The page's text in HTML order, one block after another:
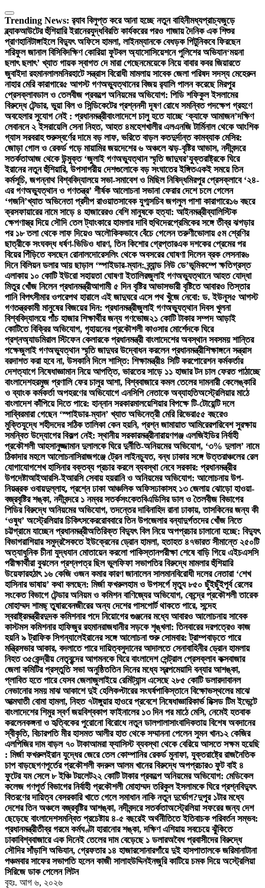
Skip
to
content
Trending News: র‍্যাব বিলুপ্ত করে আনা হচ্ছে নতুন বাহিনীমধ্যপ্রাচ্যজুড়ে
ব্ল্যাকআউটের হুঁশিয়ারি ইরানেরযুদ্ধবিরতি কার্যকরের পরও গাজায় দৈনিক এক শিশুর
প্রাণহানিটাঙ্গাইলে বিদ্যুৎ অফিসে হামলা, লাইনম্যানকে বেধড়ক পিটুনিকবে ফিরছেন
শরিফুল জানাল বিসিবিদক্ষিণ কোরিয়া ফুটবল অ্যাসোসিয়েশনে পুলিশের অভিযান‘ময়না
ছলাৎ ছলাৎ’ খ্যাত গায়ক স্বাগত দে মারা গেছেনমেয়েকে নিয়ে বাবার কবর জিয়ারতে
জুবাইদা রহমানলালমনিরহাটে সন্ত্রাস বিরোধী মামলায় সাবেক জেলা পরিষদ সদস্য মেহেরুন
নাহার মেরি কারাগারে৫ আগস্ট গণঅভ্যুত্থানের বিজয় র‍্যালি পালন করেছে মিরপুর
প্রেসক্লাবডাল ও তেলবীজ প্রকল্পে অনিয়মের অভিযোগ: পিডি শফিকুল ইসলামের
বিরুদ্ধে টেন্ডার, ভুয়া বিল ও সিন্ডিকেটের প্রশ্ননদী দূষণ রোধে সমন্বিত পদক্ষেপ গ্রহণে
অবহেলার সুযোগ নেই : প্রধানমন্ত্রীবাংলাদেশে চালু হতে যাচ্ছে ‘ক্যাফে আমাজন’দক্ষিণ
লেবাননে ২ ইসরায়েলি সেনা নিহত, আহত ৪মহেশখালীর এলএনজি টার্মিনাল থেকে আংশিক
গ্যাস সরবরাহ শুরুস্বর্ণের দামে বড় লাফ, ভরিতে বাড়ল কতদুর্দান্ত কামব্যাক মেসির:
জোড়া গোল ও রেকর্ড গড়ে মায়ামির জয়দেশের ৬ অঞ্চলে ঝড়-বৃষ্টির আভাস, নদীবন্দরে
সতর্কতাআজ থেকে উন্মুক্ত ‘জুলাই গণঅভ্যুত্থান স্মৃতি জাদুঘর’যুক্তরাষ্ট্রকে ঘিরে
ইরানের নতুন হুঁশিয়ারি, উপসাগরীয় দেশগুলোকে বড় সংঘাতের ইঙ্গিতএকই সময়ে তিন
কর্মসূচি, জগন্নাথ বিশ্ববিদ্যালয়ে সভা-সমাবেশ ও মিছিল নিষিদ্ধমিরপুর প্রেসক্লাবে ‘২৪-
এর গণঅভ্যুত্থান ও গণতন্ত্র’ শীর্ষক আলোচনা সভানা ফেরার দেশে চলে গেলেন
‘গজনি’খ্যাত অভিনেতা প্রদীপ রাওয়াতসাবেক যুগ্মসচিব জগলুল পাশা কারাগারে১৬ বছরে
ক্রসফায়ারের নামে সাড়ে ৪ হাজারেরও বেশি মানুষকে হত্যা: আইনমন্ত্রীব্যালিস্টিক
ক্ষেপণাস্ত্র দিয়ে সৌদি তেল ট্যাংকারে হামলার দাবি হুথিদেরপ্রেমিকের সঙ্গে তীব্র ঝগড়ার
পর ১৮ তলা থেকে লাফ দিয়েও অলৌকিকভাবে বেঁচে গেলেন তরুণীভোলায় ৫ম শ্রেণির
ছাত্রীকে সংঘবদ্ধ ধর্ষণ-ভিডিও ধারণ, তিন কিশোর গ্রেপ্তারএক দশকের প্রেমের পর
বিয়ের পিঁড়িতে বসছেন রোনালদোরেসলিং থেকে অবসরের ঘোষণা দিলেন ব্রক লেসনার৬
দিনে বিলিয়ন ডলার আয় ছাড়াল ‘স্পাইডার-ম্যান: ব্র্যান্ড নিউ ডে’ভূমিকম্পে ক্ষতিগ্রস্ত
এলাকায় ১০ কোটি ইউরো সহায়তা ঘোষণা ইতালিরজুলাই গণঅভ্যুত্থানে আহত যোদ্ধা
মিতুর খোঁজ নিলেন প্রধানমন্ত্রীআগামী ৫ দিন বৃষ্টির আভাসভারী বৃষ্টিতে আবারও তিস্তার
পানি বিপৎসীমার ওপরেপথ হারালে এই জাদুঘরে এসে পথ খুঁজে নেবো: ড. ইউনূস৫ আগস্ট
গণতন্ত্রকামী মানুষের বিজয়ের দিন: প্রধানমন্ত্রীজুলাই গণঅভ্যুত্থান দিবস খুলনা
বিশ্ববিদ্যালয়ে পাঁচ হাজার শিক্ষার্থীর জন্য গণভোজ২১ কোটি টাকার সম্পদ আড়াই
কোটিতে বিক্রির অভিযোগ, গৃহায়নের প্রকৌশলী কাওসার মোর্শেদকে ঘিরে
প্রশ্নঅ্যাডমিরাল স্টিফেন কেলারকে প্রধানমন্ত্রী বাংলাদেশের অবস্থান সবসময় শান্তির
পক্ষেজুলাই গণঅভ্যুত্থান স্মৃতি জাদুঘর উদ্বোধন করলেন প্রধানমন্ত্রীশিক্ষাঙ্গনে সন্ত্রাস
বরদাশত করা হবে না, উসকানি দিলে শাস্তি: শিক্ষামন্ত্রী৪ সিটি করপোরেশন কর্মকর্তার
দেশত্যাগে নিষেধাজ্ঞামান নিয়ে আপত্তি, ভারতের সাড়ে ১১ হাজার টন চাল ফেরত পাঠাচ্ছে
বাংলাদেশহরমুজ প্রণালি ফের চালুর আশা, বিশ্ববাজারে কমল তেলের দামনারী কেলেঙ্কারি
ও ব্যাংক কর্মকর্তা অপহরণের অভিযোগে এনসিপি নেতাকে অব্যাহতিঅস্ট্রেলিয়ার মাঠে
বাংলাদেশ কাঁপিয়ে দিতে পারে: হান্নান সরকারমালয়েশিয়ার বিপক্ষে টি-টোয়েন্টি দলে
সাব্বিরমারা গেছেন ‘স্পাইডার-ম্যান’ খ্যাত অভিনেত্রী মেরি রিভেরা৫৫ বছরেও
মুক্তিযুদ্ধে শহীদদের সঠিক তালিকা কেন হয়নি, প্রশ্ন জামায়াত আমিরেরপরিবেশ সুরক্ষায়
সমন্বিত উদ্যোগের বিকল্প নেই: স্থানীয় সরকারমন্ত্রীনারায়ণগঞ্জ এলজিইডির নির্বাহী
প্রকৌশলী আহসানুজ্জামান দুলালকে ঘিরে দুর্নীতি-অনিয়মের অভিযোগ, ‘৩% দুলাল’ নামে
ঠিকাদার মহলে আলোচনাসিরাজগঞ্জে ট্রেন লাইনচ্যুত, বন্ধ ঢাকার সঙ্গে উত্তরাঞ্চলের রেল
যোগাযোগশেখ হাসিনার বক্তব্য প্রচার করলে ব্যবস্থা নেবে সরকার: প্রধানমন্ত্রীর
উপদেষ্টাআইআরসি-ইআরসি সেবায় হয়রানি ও অনিয়মের অভিযোগ: আলোচনায় উপ-
নিয়ন্ত্রক ওবায়দুল্লাহ, প্রশ্নে ঢাকা আঞ্চলিক অফিসঢাকাসহ ১৩ জেলায় ঝোড়ো হাওয়া-
বজ্রবৃষ্টির শঙ্কা, নদীবন্দরে ১ নম্বর সতর্কসংকেতবিএডিসির ডাল ও তৈলবীজ বিভাগের
পিডির বিরুদ্ধে অনিয়মের অভিযোগ, তদন্তের দাবিনাহিদ রানা ঢাকায়, তাসকিনের জন্য কী
‘ওষুধ’ অস্ট্রেলিয়ার চিকিৎসকেররোববারে তিন উপজেলার বন্যাদুর্গতদের খোঁজ নিতে
চট্টগ্রামে যাচ্ছেন প্রধানমন্ত্রীঅতিরিক্ত বিদ্যুৎ বিল নিয়ে অপপ্রচার চালানো হচ্ছে: বিদ্যুৎ
বিভাগরাশিয়ার সমুদ্রসৈকতে ইউক্রেনের ড্রোন হামলা, হতাহত ৪৭ভারত সীমান্তে ২৫০টি
অত্যাধুনিক চীনা যুদ্ধযান মোতায়েন করলো পাকিস্তানপরীক্ষা শেষে বাড়ি গিয়ে এইচএসসি
পরীক্ষার্থীরা বুঝলেন প্রশ্নপত্র ছিল ভুলফিফা সভাপতির বিরুদ্ধে মামলার হুঁশিয়ারি
উয়েফারহঠাৎ ১৬ কেজি ওজন কমার কারণ জানালেন সালমানবিরোধী দলের নেতারা ‘শেখ
হাসিনার ভাষায়’ কথা বলছেন: মির্জা ফখরুলহাম ও উপসর্গে মৃত্যু ৮৫০ ছুঁইছুঁইপূর্ব রেলের
সংকেত বিভাগে টেন্ডার অনিয়ম ও কমিশন বাণিজ্যের অভিযোগ, কেন্দ্রে প্রকৌশলী তারেক
মোহাম্মদ শামছ্ তুষারবেনজীরের অন্য দেশের পাসপোর্ট থাকতে পারে, সন্দেহ
স্বরাষ্ট্রমন্ত্রীরদুদক কমিশনার পদে নিয়োগের গুঞ্জনের মধ্যে আবারও আলোচনায় সাবেক
কাস্টমস কমিশনার হাফিজুর রহমানরাজধানীর সড়কে শৃঙ্খলা: তিনবারের দরপত্রেও কাজ
হয়নি ৯ ট্রাফিক সিগন্যালেইরানের সঙ্গে আলোচনা শুরু সোমবার: ট্রাম্পবাড়তে পারে
মন্ত্রিসভার আকার, বদলাতে পারে দায়িত্বসুদানের আদালতে সেনাবাহিনীর ড্রোন হামলায়
নিহত ৩৫কেন্দ্রীয় নেতৃবৃন্দের আগমনকে ঘিরে বাংলাদেশ সেন্ট্রাল প্রেসক্লাব কক্সবাজার
জেলা কমিটির প্রস্তুতি সভা অনুষ্ঠিততিন দিনের মধ্যে স্বল্পমেয়াদি বন্যার আশঙ্কা,
প্লাবিত হতে পারে যেসব জেলাজুলাইয়ে রেমিট্যান্স এসেছে ২৮৫ কোটি ডলারদাবানল
নেভানোর সময় মাঝ আকাশে দুই হেলিকপ্টারের সংঘর্ষপাকিস্তানে বিক্ষোভস্থলের মাঝে
আত্মঘাতী বোমা হামলা, নিহত ৭টাঙ্গুয়ার হাওরে প্রবেশে নিষেধাজ্ঞারিকার্ভ মিক্সড টিম ইভেন্টে
বাংলাদেশের শিমুর স্বর্ণ জয়বিশ্বকাপ ফাইনালের ১৩ দিন পর মাঠে মেসি, নেমেই হতবাক
করলেনকঙ্গনা ও হৃত্বিকের পুরোনো বিরোধে নতুন ডালপালাসাংবাদিকতায় বিশেষ অবদানের
স্বীকৃতি, বিচারপতি মীর হাসমত আলীর হাত থেকে সম্মাননা পেলেন সুমন খান১২ কেজির
এলপিজির দাম বাড়ল ৭০ টাকাআমরা ফ্যাসিস্ট ব্যবস্থা থেকে বেরিয়ে আসতে সক্ষম হয়েছি
: মির্জা ফখরুলইরান যুদ্ধের জেরে তেল কোম্পানির রেকর্ড মুনাফা, যুক্তরাষ্ট্রে রাজনৈতিক
চাপ বাড়ছেগণপূর্তের প্রকৌশলী বদরুল আলম খানের বিরুদ্ধে অপপ্রচার৩ ফুট বাই ৪
ফুটের যম সেলে ৮ ইঞ্চি টয়লেট২২ কোটি টাকার প্রকল্পে অনিয়মের অভিযোগ: মেডিকেল
কলেজ গণপূর্ত বিভাগের নির্বাহী প্রকৌশলী মোহাম্মদ তরিকুল ইসলামকে ঘিরে প্রশ্নবিদ্যুৎ
বিতরণের দায়িত্ব বেসরকারি খাতে গেলে সমাধান নাকি নতুন দুর্ভোগ?দুপুর ১টার মধ্যে
দেশের তিন অঞ্চলে বজ্রবৃষ্টির আশঙ্কা, নদীবন্দরে সতর্কতাঅস্ট্রেলিয়া সফরের জন্য দেশ
ছেড়েছে বাংলাদেশসমন্বিত প্রচেষ্টায় ৪-৫ বছরেই অর্থনীতিতে ইতিবাচক পরিবর্তন সম্ভব:
প্রধানমন্ত্রীতীব্র গরমে কর্মঘণ্টা হারানোর শঙ্কা, দক্ষিণ এশিয়ায় সবচেয়ে ঝুঁকিতে
ঢাকাবিশ্ববাজারে এক দিনেই তেলের দাম বেড়েছে ১ ডলারঅবৈধ প্রবাসীদের বিরুদ্ধে
সৌদির সাঁড়াশি অভিযান, গ্রেফতার ১৪ হাজারসোনারগাঁয়ে দুই হাসপাতালকে জরিমানাটানা
পঞ্চমবার সাফের সভাপতি হলেন কাজী সালাহউদ্দিনইনজুরি কাটিয়ে চমক দিয়ে অস্ট্রেলিয়া
সিরিজে ডাক পেলেন লিটন
বৃহঃ. আগ ৬, ২০২৬